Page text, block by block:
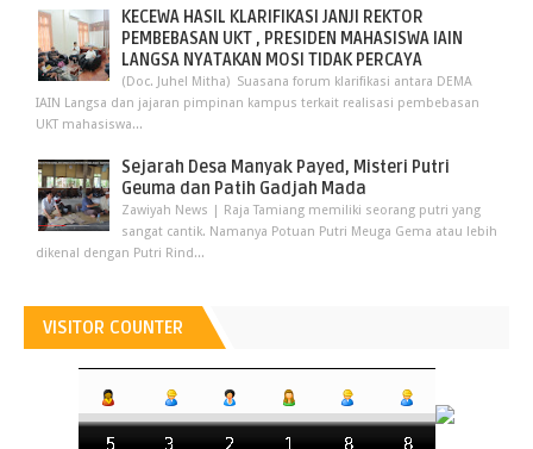
KECEWA HASIL KLARIFIKASI JANJI REKTOR
PEMBEBASAN UKT , PRESIDEN MAHASISWA IAIN
LANGSA NYATAKAN MOSI TIDAK PERCAYA
(Doc. Juhel Mitha) Suasana forum klarifikasi antara DEMA
IAIN Langsa dan jajaran pimpinan kampus terkait realisasi pembebasan
UKT mahasiswa...
Sejarah Desa Manyak Payed, Misteri Putri
Geuma dan Patih Gadjah Mada
Zawiyah News | Raja Tamiang memiliki seorang putri yang
sangat cantik. Namanya Potuan Putri Meuga Gema atau lebih
dikenal dengan Putri Rind...
VISITOR COUNTER